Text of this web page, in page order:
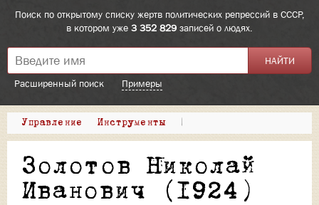
Поиск по открытому списку жертв политических репрессий в СССР,
в котором уже 3 352 829 записей о людях.
Расширенный поиск Примеры
Управление Инструменты |
Золотов Николай
Иванович (1924)